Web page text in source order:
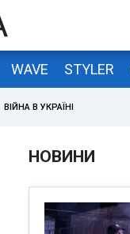
WAVE STYLER
ВІЙНА В УКРАЇНІ
НОВИНИ